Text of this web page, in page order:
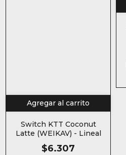
Agregar al carrito
Switch KTT Coconut
Latte (WEIKAV) - Lineal
$6.307